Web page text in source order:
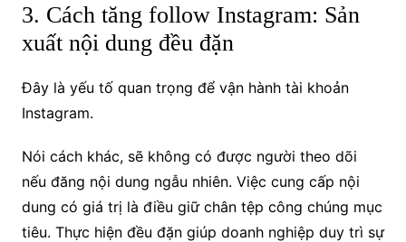
3. Cách tăng follow Instagram: Sản
xuất nội dung đều đặn
Đây là yếu tố quan trọng để vận hành tài khoản
Instagram.
Nói cách khác, sẽ không có được người theo dõi
nếu đăng nội dung ngẫu nhiên. Việc cung cấp nội
dung có giá trị là điều giữ chân tệp công chúng mục
tiêu. Thực hiện đều đặn giúp doanh nghiệp duy trì sự